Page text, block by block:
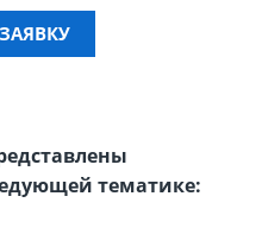
тематике: